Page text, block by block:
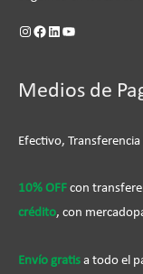
Medios de
Efectivo,
10% OFF con
crédito, con
Envío gratis a todo el